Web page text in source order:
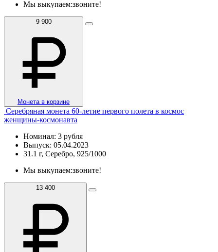
Мы выкупаем:звоните!
9 900
Монета в корзине
Серебряная монета 60-летие первого полета в космос
женщины-космонавта
Номинал: 3 рубля
Выпуск: 05.04.2023
31.1 г, Серебро, 925/1000
Мы выкупаем:звоните!
13 400